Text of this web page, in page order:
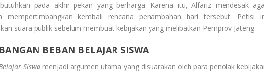
pada akhir pekan yang berharga. Karena itu, Alfariz mendesak
mempertimbangkan kembali rencana penambahan hari tersebut. Petisi
suara publik sebelum membuat kebijakan yang melibatkan Pemprov Jateng.
BEBAN BELAJAR SISWA
Siswamenjadi argumen utama yang disuarakan oleh para penolak